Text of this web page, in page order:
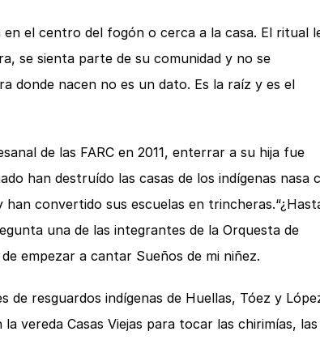
el centro del fogón o cerca a la casa. El ritual
se sienta parte de su comunidad y no se
donde nacen no es un dato. Es la raíz y es el
de las FARC en 2011, enterrar a su hija fue
han destruído las casas de los indígenas nasa
convertido sus escuelas en
una de las integrantes de la Orquesta de
empezar a cantar Sueños de mi niñez.
resguardos indígenas de Huellas, Tóez y
vereda Casas Viejas para tocar las chirimías, las